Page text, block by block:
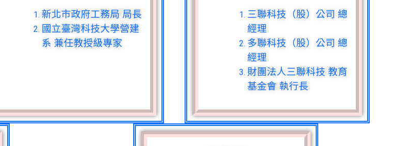
新北市政府工務局 局長
國立臺灣科技大學營建
系 兼任教授級專家
三聯科技（股）公司 總
經理
多聯科技（股）公司 總
經理
財團法人三聯科技 教育
基金會 執行長